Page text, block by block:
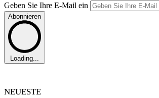
Geben Sie Ihre E-Mail ein
Abonnieren
Loading...
NEUESTE